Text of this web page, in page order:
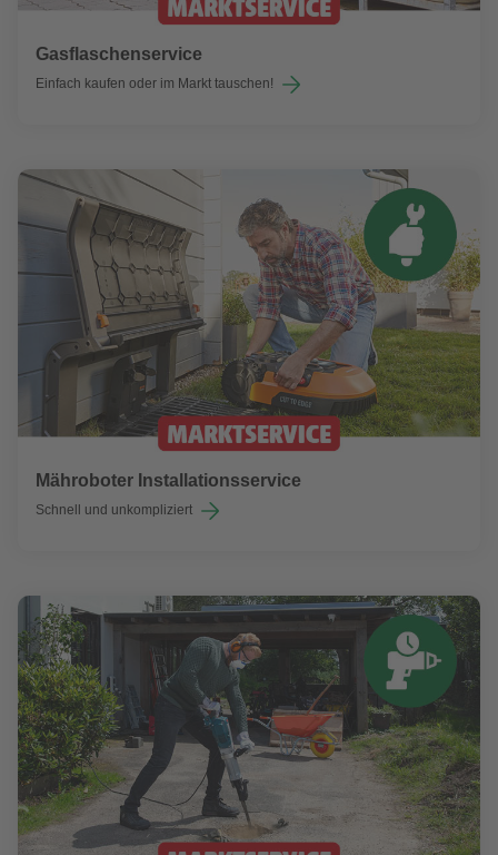
Gasflaschenservice
Einfach kaufen oder im Markt tauschen!
Mähroboter Installationsservice
Schnell und unkompliziert